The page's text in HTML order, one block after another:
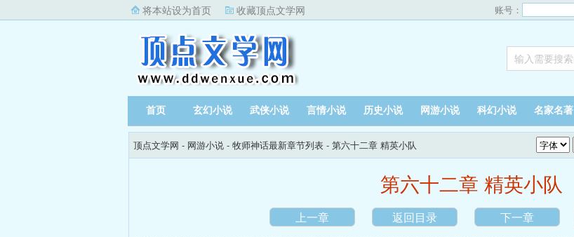
将本站设为首页 收藏顶点文学网 账号：
首页 玄幻小说 武侠小说 言情小说 历史小说 网游小说 科幻小说 名家名著
顶点文学网 - 网游小说 - 牧师神话最新章节列表 - 第六十二章 精英小队
第六十二章 精英小队
上一章 返回目录 下一章